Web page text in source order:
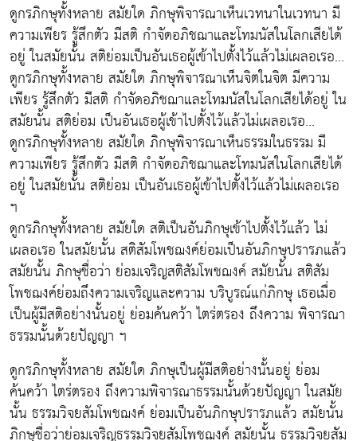
ดูกรภิกษุทั้งหลาย สมัยใด ภิกษุพิจารณาเห็นเวทนาในเวทนา มี
ความเพียร รู้สึกตัว มีสติ กำจัดอภิชฌาและโทมนัสในโลกเสียได้
อยู่ ในสมัยนั้น สติย่อมเป็นอันเธอผู้เข้าไปตั้งไว้แล้วไม่เผลอเรอ...
ดูกรภิกษุทั้งหลาย สมัยใด ภิกษุพิจารณาเห็นจิตในจิต มีความ
เพียร รู้สึกตัว มีสติ กำจัดอภิชฌาและโทมนัสในโลกเสียได้อยู่ ใน
สมัยนั้น สติย่อม เป็นอันเธอผู้เข้าไปตั้งไว้แล้วไม่เผลอเรอ...
ดูกรภิกษุทั้งหลาย สมัยใด ภิกษุพิจารณาเห็นธรรมในธรรม มี
ความเพียร รู้สึกตัว มีสติ กำจัดอภิชฌาและโทมนัสในโลกเสียได้
อยู่ ในสมัยนั้น สติย่อม เป็นอันเธอผู้เข้าไปตั้งไว้แล้วไม่เผลอเรอ
ฯ
ดูกรภิกษุทั้งหลาย สมัยใด สติเป็นอันภิกษุเข้าไปตั้งไว้แล้ว ไม่
เผลอเรอ ในสมัยนั้น สติสัมโพชฌงค์ย่อมเป็นอันภิกษุปรารภแล้ว
สมัยนั้น ภิกษุชื่อว่า ย่อมเจริญสติสัมโพชฌงค์ สมัยนั้น สติสัม
โพชฌงค์ย่อมถึงความเจริญและความ บริบูรณ์แก่ภิกษุ เธอเมื่อ
เป็นผู้มีสติอย่างนั้นอยู่ ย่อมค้นคว้า ไตร่ตรอง ถึงความ พิจารณา
ธรรมนั้นด้วยปัญญา ฯ
ดูกรภิกษุทั้งหลาย สมัยใด ภิกษุเป็นผู้มีสติอย่างนั้นอยู่ ย่อม
ค้นคว้า ไตร่ตรอง ถึงความพิจารณาธรรมนั้นด้วยปัญญา ในสมัย
นั้น ธรรมวิจยสัมโพชฌงค์ ย่อมเป็นอันภิกษุปรารภแล้ว สมัยนั้น
ภิกษุชื่อว่าย่อมเจริญธรรมวิจยสัมโพชฌงค์ สมัยนั้น ธรรมวิจยสัม